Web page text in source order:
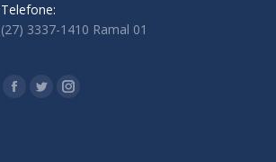
Telefone:
(27) 3337-1410 Ramal 01
Encontre-nos em:
Facebook
TwitterInstagram